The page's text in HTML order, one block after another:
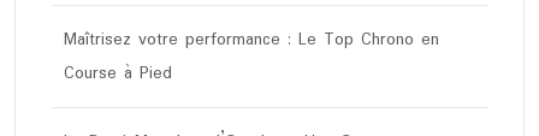
Maîtrisez votre performance : Le Top Chrono en
Course à Pied